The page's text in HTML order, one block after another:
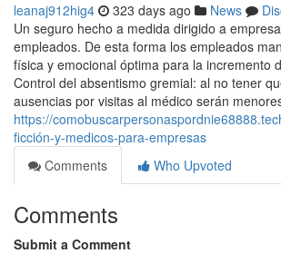
leanaj912hig4 323 days ago News
Un seguro hecho a medida dirigido a
empleados. De esta forma los empleados
física y emocional óptima para la incremento
Control del absentismo gremial: al no tener
ausencias por visitas al médico serán
https://
ficción-y-medicos-para-empresas
Comments
Who Upvoted
Comments
Submit a Comment